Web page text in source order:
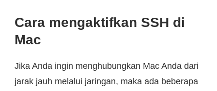
Cara mengaktifkan SSH di
Mac
Jika Anda ingin menghubungkan Mac Anda dari
jarak jauh melalui jaringan, maka ada beberapa